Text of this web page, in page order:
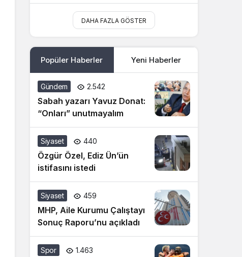
DAHA FAZLA GÖSTER
Popüler Haberler Yeni Haberler
Gündem 2.542
Sabah yazarı Yavuz Donat:
“Onları” unutmayalım
Siyaset 440
Özgür Özel, Ediz Ün’ün
istifasını istedi
Siyaset 459
MHP, Aile Kurumu Çalıştayı
Sonuç Raporu’nu açıkladı
Spor 1.463